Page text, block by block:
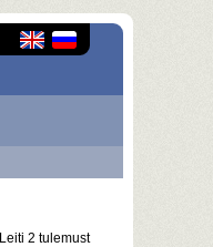
Leiti 2 tulemust